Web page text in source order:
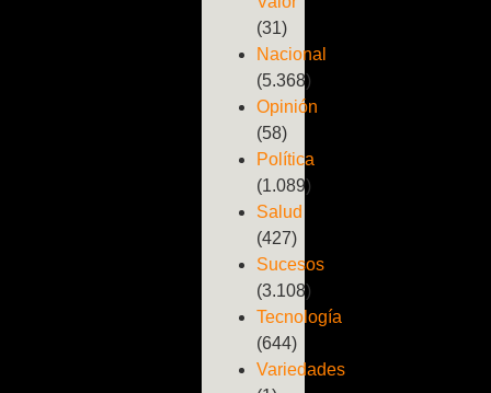
(31)
Nacional
(5.368)
Opinión
(58)
Política
(1.089)
Salud
(427)
Sucesos
(3.108)
Tecnología
(644)
Variedades